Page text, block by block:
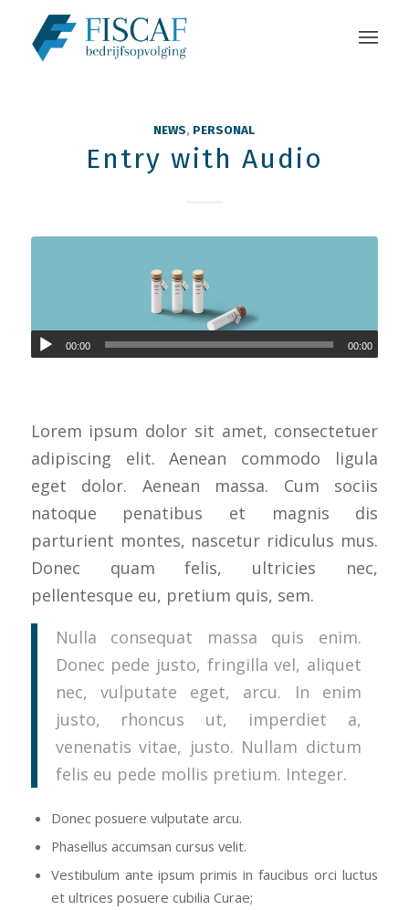
NEWS, PERSONAL
Entry with Audio
00:00 00:00
Lorem ipsum dolor sit amet, consectetuer
adipiscing elit. Aenean commodo ligula
eget dolor. Aenean massa. Cum sociis
natoque penatibus et magnis dis
parturient montes, nascetur ridiculus mus.
Donec quam felis, ultricies nec,
pellentesque eu, pretium quis, sem.
Nulla consequat massa quis enim.
Donec pede justo, fringilla vel, aliquet
nec, vulputate eget, arcu. In enim
justo, rhoncus ut, imperdiet a,
venenatis vitae, justo. Nullam dictum
felis eu pede mollis pretium. Integer.
Donec posuere vulputate arcu.
Phasellus accumsan cursus velit.
Vestibulum ante ipsum primis in faucibus orci luctus
et ultrices posuere cubilia Curae;